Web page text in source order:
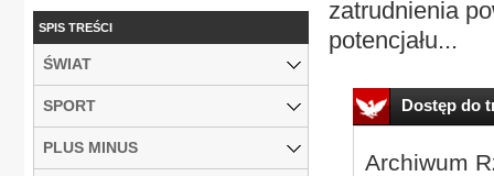
zatrudnienia
potencjału...
Dostęp do
Archiwum
SPIS TREŚCI
ŚWIAT
SPORT
PLUS MINUS